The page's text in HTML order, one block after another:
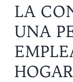
LA
UNA
HOGAR